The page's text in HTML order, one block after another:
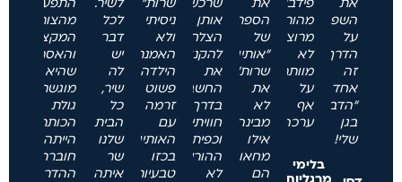
השפה
על
הדרך.
זה
אחד
"הדברים"
בגן
שלי!
מהורים
מרוצים.
לא
מוותרת
על
אף
ערכה
בלימי
הספרון
של
"אותיות
שרות".
את
לא
מבינה
אילו
מחאות
הם
אותן
הצלחתי
להקנות
את
החשבון
בדרך
חוויתית
וכפית.
ההורים
לא
ניסיתי
ולא
האמנתי.
הילדה
פשוט
זרמה
עם
האותיות
בכזו
טבעיות
לכל
דבר
יש
לה
שיר,
כל
הבית
שלנו
שר
איתה.
מהצורה
המקצועית
והאסתטית
שהיא
מוגשת.
גולת
הכותרת
הייתה
חוברת
ההדרכה